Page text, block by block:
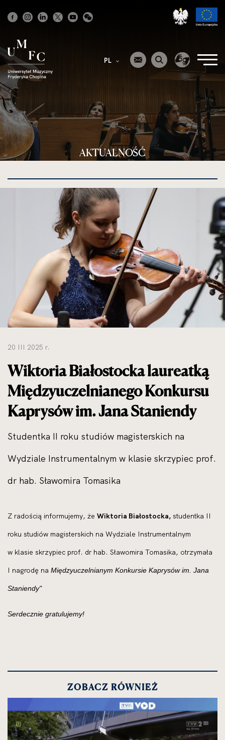
główna
PL
AKTUALNOŚĆ
kliknięcie
spowoduje
powiększenie
zdjęcia
do
rozmiarów
oryginalnych
20 III 2025 r.
Wiktoria Białostocka laureatką
Międzyuczelnianego Konkursu
Kaprysów im. Jana Staniendy
Studentka II roku studiów magisterskich na
Wydziale Instrumentalnym w klasie skrzypiec prof.
dr hab. Sławomira Tomasika
Z radością informujemy, że Wiktoria Białostocka, studentka II
roku studiów magisterskich na Wydziale Instrumentalnym
w klasie skrzypiec prof. dr hab. Sławomira Tomasika, otrzymała
I nagrodę na Międzyuczelnianym Konkursie Kaprysów im. Jana
Staniendy"
Serdecznie gratulujemy!
ZOBACZ RÓWNIEŻ